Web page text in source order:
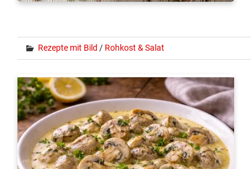
Rezepte mit Bild / Rohkost & Salat